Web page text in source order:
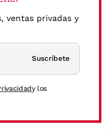
ventas privadas y
Suscríbete
y los